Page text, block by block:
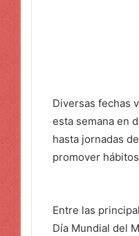
Diversas fechas
esta semana en
hasta jornadas
promover
Entre las
Día Mundial del